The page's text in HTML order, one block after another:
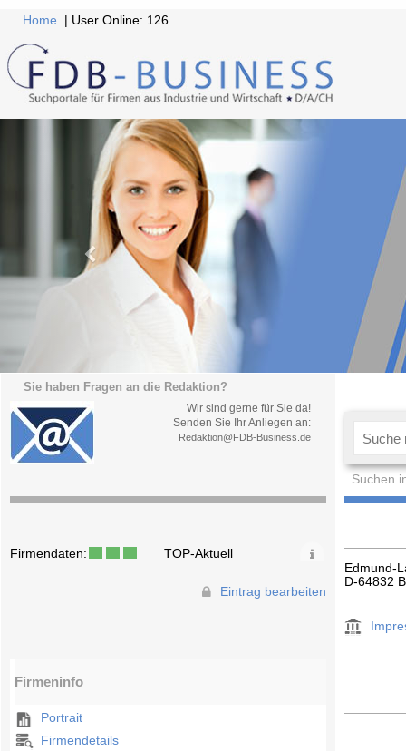
Home | User Online: 126
Sie haben Fragen an die Redaktion?
Wir sind gerne für Sie da!
Senden Sie Ihr Anliegen an:
Redaktion@FDB-Business.de
Suchen
Firmendaten: TOP-Aktuell
Eintrag bearbeiten
Firmeninfo
Portrait
Firmendetails
Edmund-
D-64832